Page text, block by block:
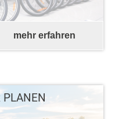
mehr erfahren
PLANEN